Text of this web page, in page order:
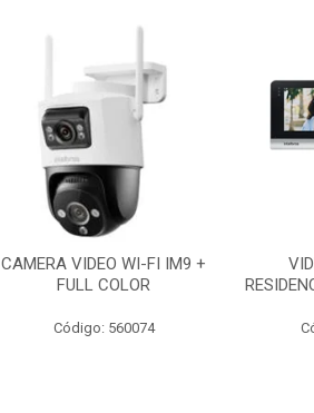
CAMERA VIDEO WI-FI IM9 +
FULL COLOR
Código: 560074